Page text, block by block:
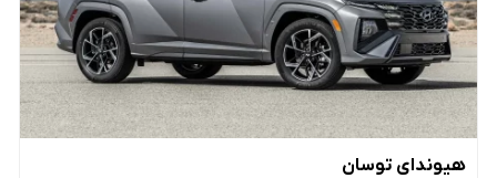
هیوندای توسان